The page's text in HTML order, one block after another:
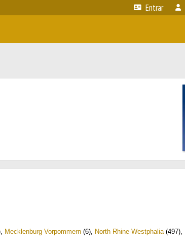
Entrar
, Mecklenburg-Vorpommern (6), North Rhine-Westphalia(497),